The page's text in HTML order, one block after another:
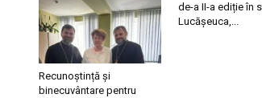
Recunoștință și
binecuvântare pentru
de-a II-a ediție în
Lucășeuca,...